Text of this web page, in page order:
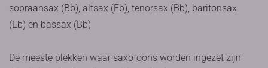
sopraansax (Bb), altsax (Eb), tenorsax (Bb), baritonsax
(Eb) en bassax (Bb)
De meeste plekken waar saxofoons worden ingezet zijn